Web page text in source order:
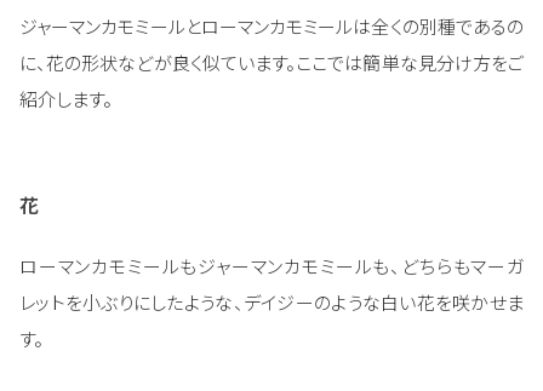
ジャーマンカモミールとローマンカモミールは全くの別種であるの
に、花の形状などが良く似ています。ここでは簡単な見分け方をご
紹介します。
花
ローマンカモミールもジャーマンカモミールも、どちらもマーガ
レットを小ぶりにしたような、デイジーのような白い花を咲かせま
す。